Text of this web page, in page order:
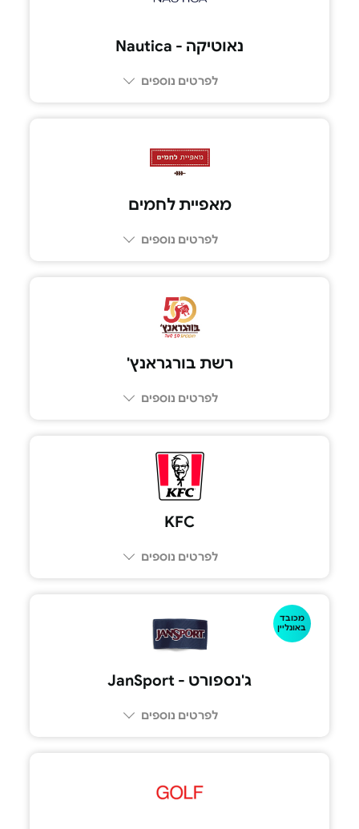
נאוטיקה - Nautica
לפרטים נוספים
מאפיית לחמים
לפרטים נוספים
רשת בורגראנץ'
לפרטים נוספים
KFC
לפרטים נוספים
מכובד
באונליין
ג'נספורט - JanSport
לפרטים נוספים